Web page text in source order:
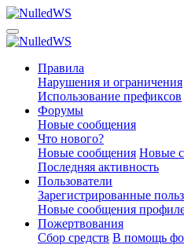
Правила
Нарушения и ограничения
Использование префиксов
Форумы
Новые сообщения
Что нового?
Новые сообщения Новые
Последняя активность
Пользователи
Зарегистрированные
Новые сообщения
Пожертвования
Сбор средств В помощь